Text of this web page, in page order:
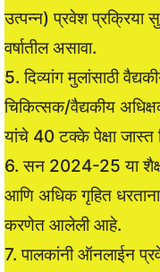
उत्पन्न) प्रवेश प्रक्रिया
वर्षातील असावा.
5. दिव्यांग मुलांसाठी
चिकित्सक/वैद्यकीय
यांचे 40 टक्के पेक्षा जास्त
6. सन 2024-25 या
आणि अधिक गृहित
करणेत आलेली आहे.
7. पालकांनी ऑनलाईन